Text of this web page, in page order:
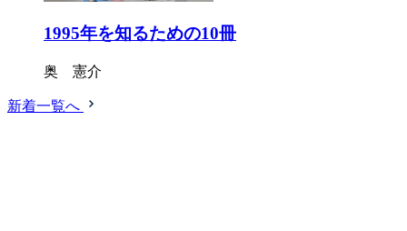
1995年を知るための10冊
奥 憲介
新着一覧へ